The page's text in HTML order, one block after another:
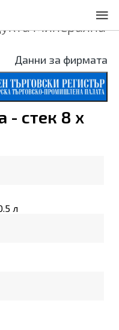
Минерална
Данни за фирмата
- стек 8 x
л